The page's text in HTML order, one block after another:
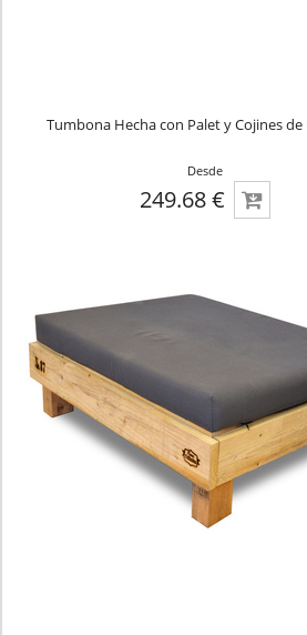
Tumbona Hecha con Palet y Cojines
Desde
249.68 €